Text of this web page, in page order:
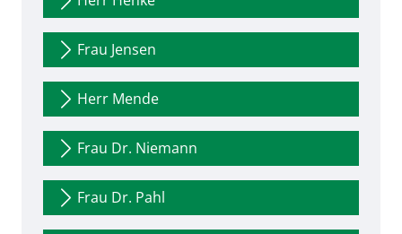
Frau Jensen
Herr Mende
Frau Dr. Niemann
Frau Dr. Pahl